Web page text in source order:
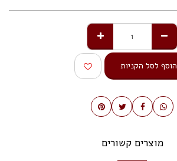
הוסף לסל הקניות
מוצרים קשורים